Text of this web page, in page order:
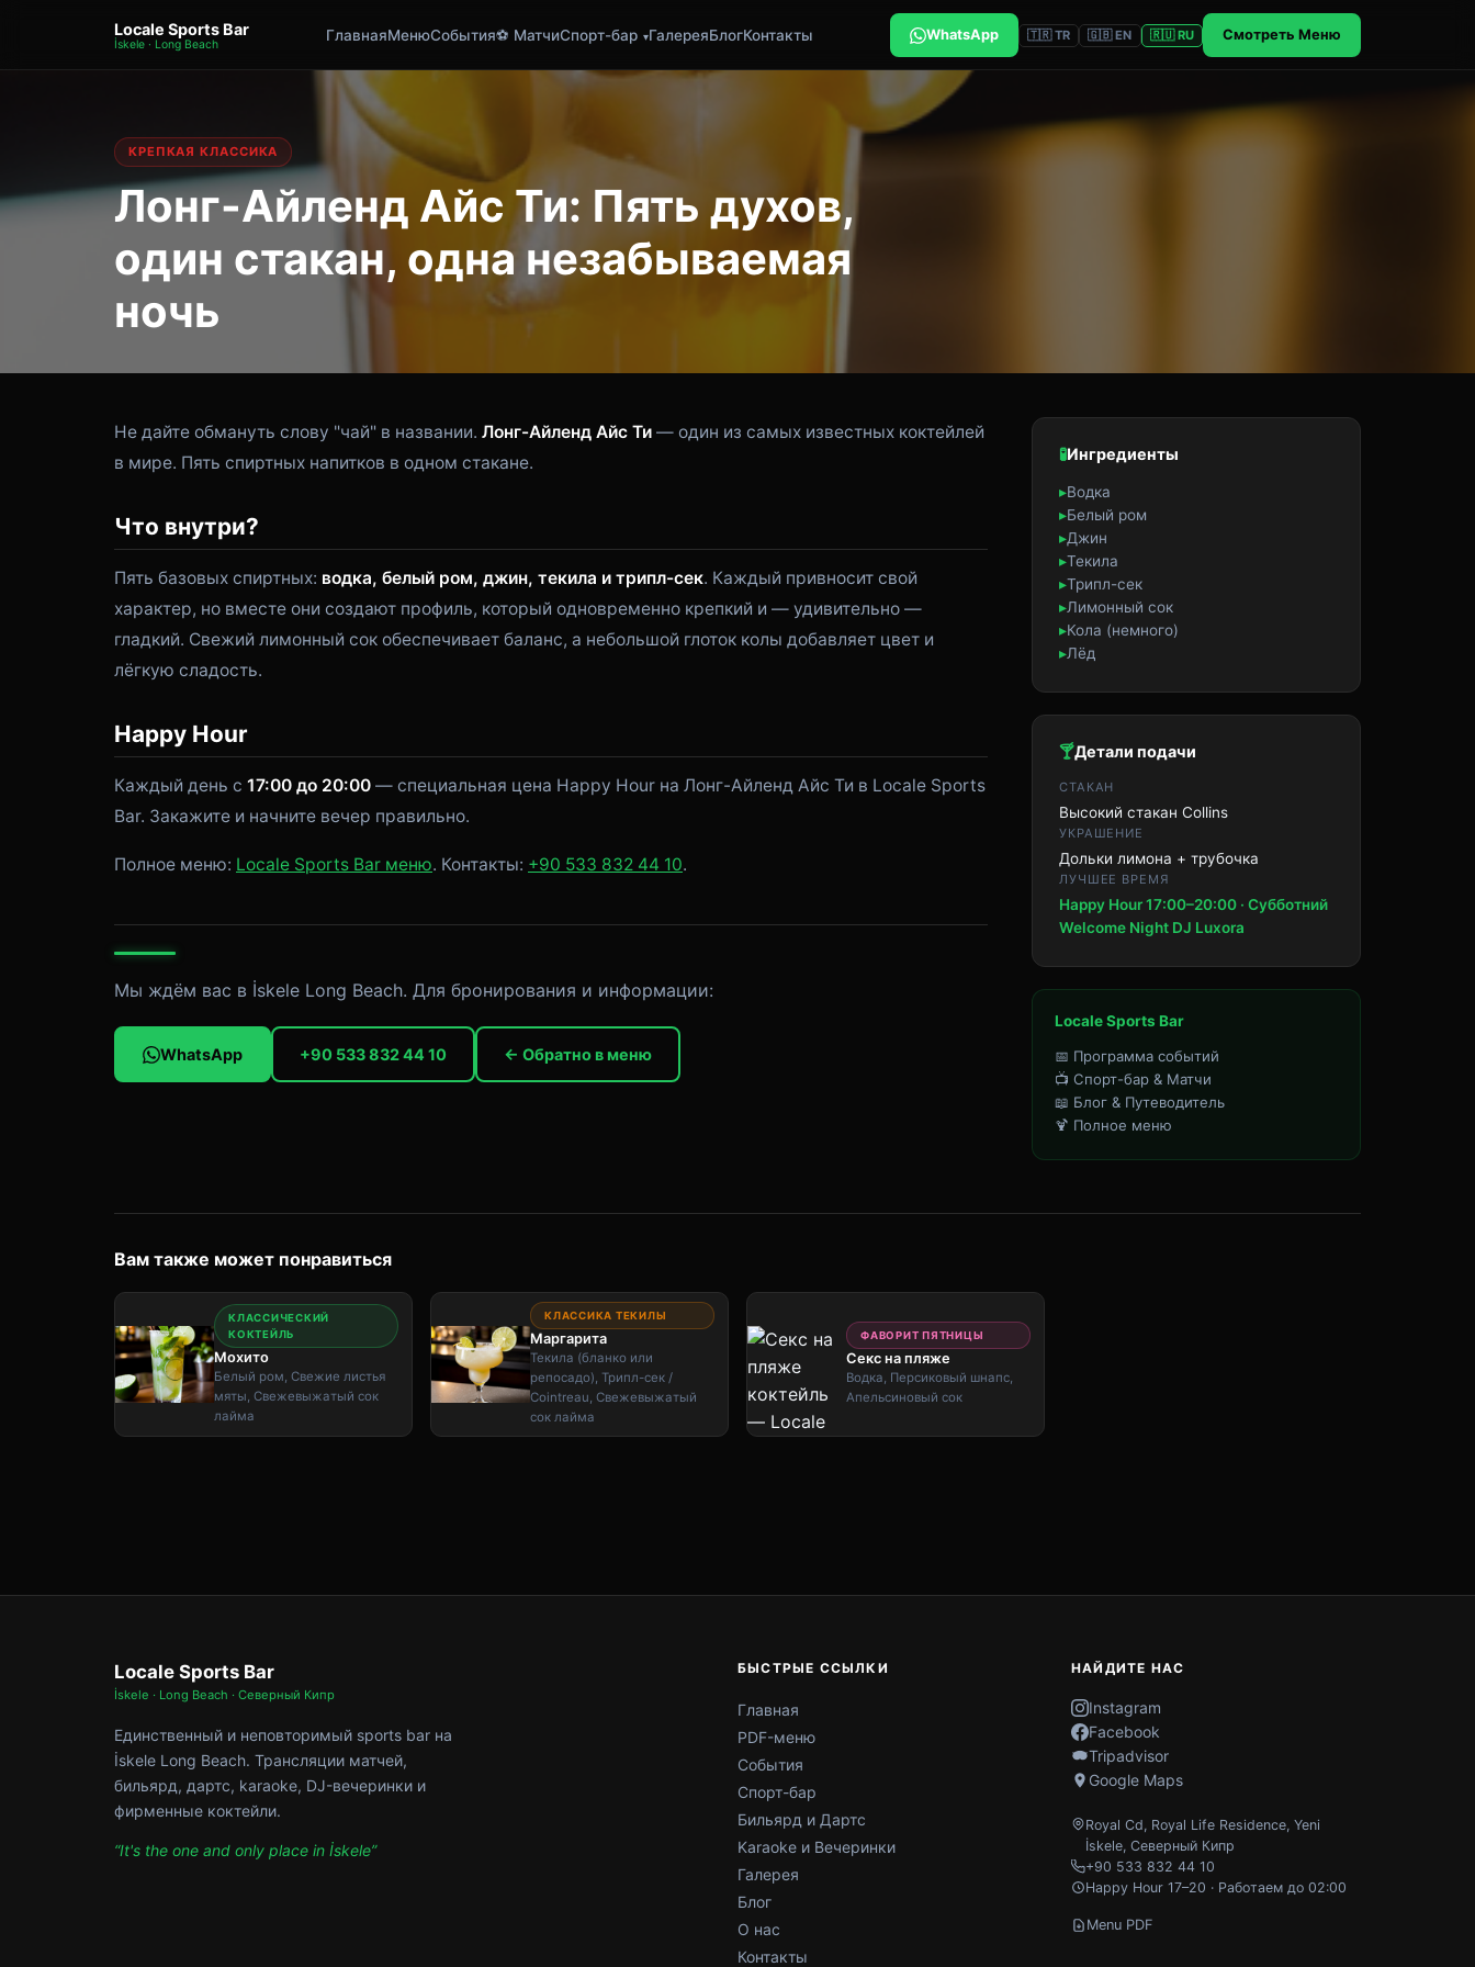
Locale Sports Bar
İskele · Long Beach
ГлавнаяМенюСобытия⚽ МатчиСпорт-бар ГалереяБлогКонтакты WhatsApp 🇹🇷 TR 🇬🇧 EN 🇷🇺 RU Смотреть Меню
КРЕПКАЯ КЛАССИКА
Лонг-Айленд Айс Ти: Пять духов,
один стакан, одна незабываемая
ночь
Не дайте обмануть слову "чай" в названии. Лонг-Айленд Айс Ти — один из самых известных коктейлей
в мире. Пять спиртных напитков в одном стакане.
Что внутри?
Пять базовых спиртных: водка, белый ром, джин, текила и трипл-сек. Каждый привносит свой
характер, но вместе они создают профиль, который одновременно крепкий и — удивительно —
гладкий. Свежий лимонный сок обеспечивает баланс, а небольшой глоток колы добавляет цвет и
лёгкую сладость.
Happy Hour
Каждый день с 17:00 до 20:00 — специальная цена Happy Hour на Лонг-Айленд Айс Ти в Locale Sports
Bar. Закажите и начните вечер правильно.
Полное меню: Locale Sports Bar меню. Контакты: +90 533 832 44 10.
Мы ждём вас в İskele Long Beach. Для бронирования и информации:
WhatsApp +90 533 832 44 10 ← Обратно в меню
🧪Ингредиенты
▸Водка
▸Белый ром
▸Джин
▸Текила
▸Трипл-сек
▸Лимонный сок
▸Кола (немного)
▸Лёд
🍸Детали подачи
СТАКАН
Высокий стакан Collins
УКРАШЕНИЕ
Дольки лимона + трубочка
ЛУЧШЕЕ ВРЕМЯ
Happy Hour 17:00–20:00 · Субботний
Welcome Night DJ Luxora
Locale Sports Bar
📅 Программа событий
📺 Спорт-бар & Матчи
📖 Блог & Путеводитель
🍹 Полное меню
Вам также может понравиться
КЛАССИЧЕСКИЙ
КОКТЕЙЛЬ
Мохито
Белый ром, Свежие листья
мяты, Свежевыжатый сок
лайма
КЛАССИКА ТЕКИЛЫ
Маргарита
Текила (бланко или
репосадо), Трипл-сек /
Cointreau, Свежевыжатый
сок лайма
ФАВОРИТ ПЯТНИЦЫ
Секс на пляже
Водка, Персиковый шнапс,
Апельсиновый сок
Locale Sports Bar
İskele · Long Beach · Северный Кипр
Единственный и неповторимый sports bar на
İskele Long Beach. Трансляции матчей,
бильярд, дартс, karaoke, DJ-вечеринки и
фирменные коктейли.
“It's the one and only place in İskele”
БЫСТРЫЕ ССЫЛКИ
Главная
PDF-меню
События
Спорт-бар
Бильярд и Дартс
Karaoke и Вечеринки
Галерея
Блог
О нас
Контакты
НАЙДИТЕ НАС
Instagram
Facebook
Tripadvisor
Google Maps
Royal Cd, Royal Life Residence, Yeni
İskele, Северный Кипр
+90 533 832 44 10
Happy Hour 17–20 · Работаем до 02:00
Menu PDF